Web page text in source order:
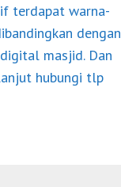
terdapat warna-
dengan
masjid. Dan
hubungi tlp